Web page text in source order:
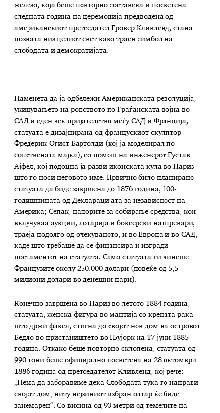
железо, која беше повторно составена и посветена
следната година на церемонија предводена од
американскиот претседател Гровер Кливленд, стана
позната низ целиот свет како траен симбол на
слободата и демократијата.
Наменета да ја одбележи Американската револуција,
укинувањето на ропството по Граѓанската војна во
САД и еден век пријателство меѓу САД и Франција,
статуата е дизајнирана од францускиот скулптор
Фредерик-Огист Бартолди (кој ја моделирал по
сопствената мајка), со помош на инженерот Густав
Ајфел, кој подоцна ја разви иконската кула во Париз
што го носи неговото име. Првично било планирано
статуата да биде завршена до 1876 година, 100-
годишнината од Декларацијата за независност на
Америка; Сепак, напорите за собирање средства, кои
вклучуваа аукции, лотарија и боксерски натпревари,
траеја подолго од очекуваното, и во Европа и во САД,
каде што требаше да се финансира и изгради
постаментот на статуата. Само статуата ги чинеше
Французите околу 250.000 долари (повеќе од 5,5
милиони долари во денешни пари).
Конечно завршена во Париз во летото 1884 година,
статуата, женска фигура во мантија со крената рака
што држи факел, стигна до својот нов дом на островот
Бедло во пристаништето во Њујорк на 17 јуни 1885
година. Откако беше повторно склопена, статуата од
990 тони беше официјално посветена на 28 октомври
1886 година од претседателот Кливленд, кој рече:
„Нема да заборавиме дека Слободата тука го направи
својот дом; ниту нејзиниот избран олтар ќе биде
занемарен“. Со висина од 93 метри од темелите на